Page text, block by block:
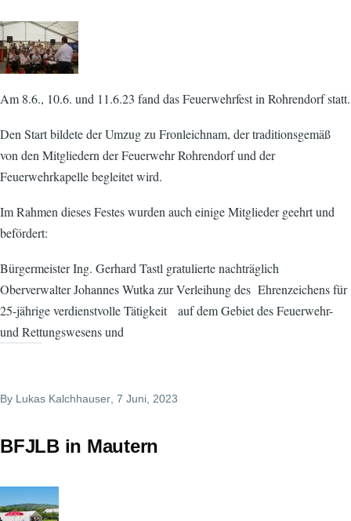
Am 8.6., 10.6. und 11.6.23 fand das Feuerwehrfest in Rohrendorf statt.
Den Start bildete der Umzug zu Fronleichnam, der traditionsgemäß
von den Mitgliedern der Feuerwehr Rohrendorf und der
Feuerwehrkapelle begleitet wird.
Im Rahmen dieses Festes wurden auch einige Mitglieder geehrt und
befördert:
Bürgermeister Ing. Gerhard Tastl gratulierte nachträglich
Oberverwalter Johannes Wutka zur Verleihung des Ehrenzeichens für
25-jährige verdienstvolle Tätigkeit auf dem Gebiet des Feuerwehr-
und Rettungswesens und
By Lukas Kalchhauser, 7 Juni, 2023
BFJLB in Mautern